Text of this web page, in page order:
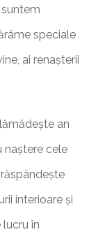
speciale
ai renașterii
an
naștere cele
interioare și
în